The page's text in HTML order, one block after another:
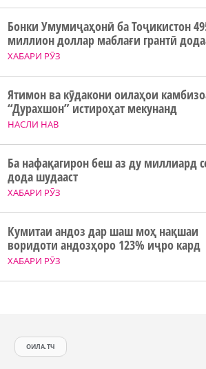
ХАБАРИ РӮЗ
Бонки Умумиҷаҳонӣ ба Тоҷикистон
миллион доллар маблағи грантӣ
НАСЛИ НАВ
Ятимон ва кӯдакони оилаҳои
“Дурахшон” истироҳат мекунанд
ХАБАРИ РӮЗ
Ба нафақагирон беш аз ду миллиард
дода шудааст
ХАБАРИ РӮЗ
Кумитаи андоз дар шаш моҳ нақшаи
воридоти андозҳоро 123% иҷро кард
ОИЛА.ТЧ